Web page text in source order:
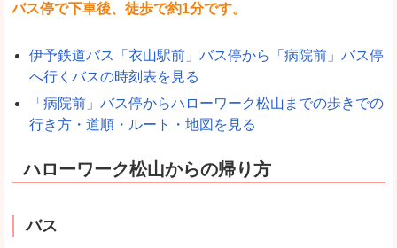
バス停で下車後、徒歩で約1分です。
伊予鉄道バス「衣山駅前」バス停から「病院前」バス停
へ行くバスの時刻表を見る
「病院前」バス停からハローワーク松山までの歩きでの
行き方・道順・ルート・地図を見る
ハローワーク松山からの帰り方
バス